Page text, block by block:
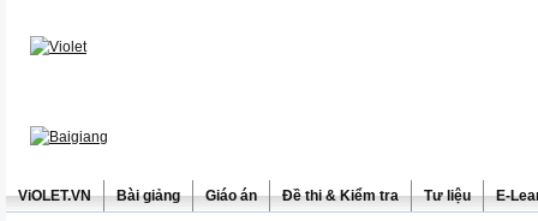
ViOLET.VN Bài giảng Giáo án Đề thi & Kiểm tra Tư liệu E-